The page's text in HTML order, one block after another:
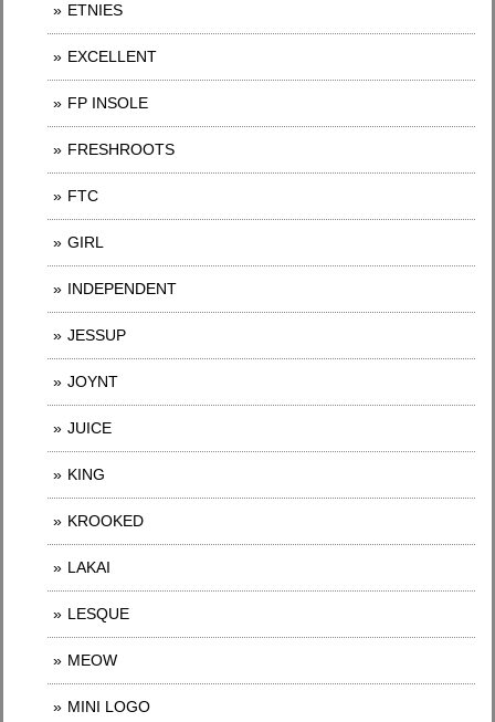
ETNIES
EXCELLENT
FP INSOLE
FRESHROOTS
FTC
GIRL
INDEPENDENT
JESSUP
JOYNT
JUICE
KING
KROOKED
LAKAI
LESQUE
MEOW
MINI LOGO